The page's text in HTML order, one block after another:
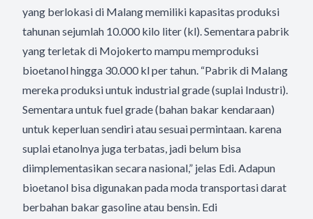
yang berlokasi di Malang memiliki kapasitas produksi
tahunan sejumlah 10.000 kilo liter (kl). Sementara pabrik
yang terletak di Mojokerto mampu memproduksi
bioetanol hingga 30.000 kl per tahun. “Pabrik di Malang
mereka produksi untuk industrial grade (suplai Industri).
Sementara untuk fuel grade (bahan bakar kendaraan)
untuk keperluan sendiri atau sesuai permintaan. karena
suplai etanolnya juga terbatas, jadi belum bisa
diimplementasikan secara nasional,” jelas Edi. Adapun
bioetanol bisa digunakan pada moda transportasi darat
berbahan bakar gasoline atau bensin. Edi